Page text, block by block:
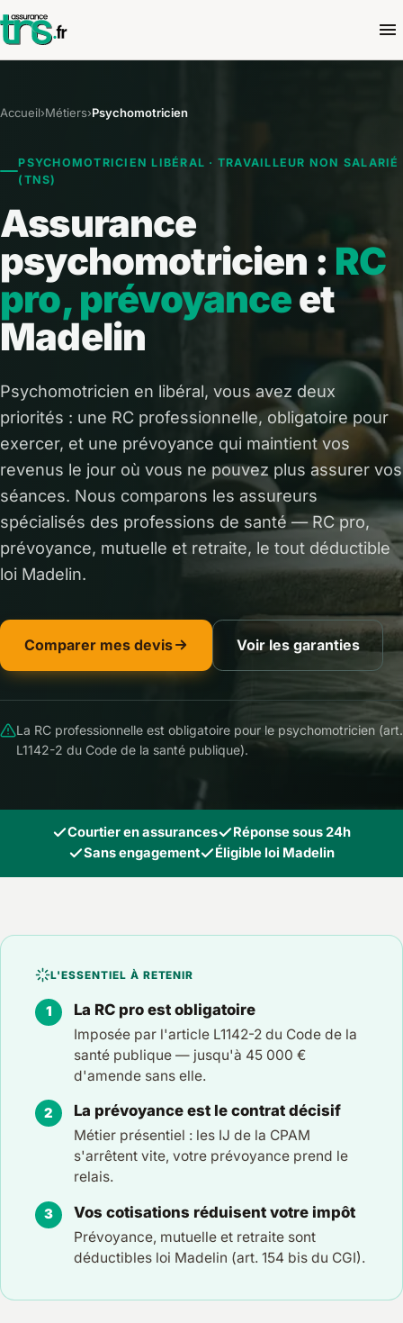
Accueil›Métiers›Psychomotricien
PSYCHOMOTRICIEN LIBÉRAL · TRAVAILLEUR NON SALARIÉ
(TNS)
Assurance
psychomotricien : RC
pro, prévoyanceet
Madelin
Psychomotricien en libéral, vous avez deux
priorités : une RC professionnelle, obligatoire pour
exercer, et une prévoyance qui maintient vos
revenus le jour où vous ne pouvez plus assurer vos
séances. Nous comparons les assureurs
spécialisés des professions de santé — RC pro,
prévoyance, mutuelle et retraite, le tout déductible
loi Madelin.
Comparer mes devis Voir les garanties
La RC professionnelle est obligatoire pour le psychomotricien (art.
L1142-2 du Code de la santé publique).
Courtier en assurances
Réponse sous 24h
Sans engagement
Éligible loi Madelin
L'ESSENTIEL À RETENIR
La RC pro est obligatoire
Imposée par l'article L1142-2 du Code de la
santé publique — jusqu'à 45 000 €
d'amende sans elle.
La prévoyance est le contrat décisif
Métier présentiel : les IJ de la CPAM
s'arrêtent vite, votre prévoyance prend le
relais.
Vos cotisations réduisent votre impôt
Prévoyance, mutuelle et retraite sont
déductibles loi Madelin (art. 154 bis du CGI).